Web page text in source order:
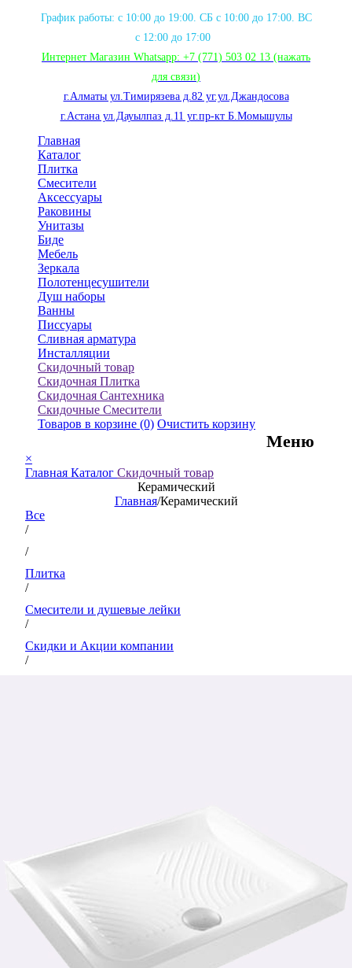
График работы: с 10:00 до 19:00. СБ с 10:00 до 17:00. ВС
с 12:00 до 17:00
Интернет Магазин Whatsapp: +7 (771) 503 02 13 (нажать
для связи)
г.Алматы ул.Тимирязева д.82 уг.ул.Джандосова
г.Астана ул.Дауылпаз д.11 уг.пр-кт Б.Момышулы
Главная
Каталог
Плитка
Смесители
Аксессуары
Раковины
Унитазы
Биде
Мебель
Зеркала
Полотенцесушители
Душ наборы
Ванны
Писсуары
Сливная арматура
Инсталляции
Скидочный товар
Скидочная Плитка
Скидочная Сантехника
Скидочные Смесители
Товаров в корзине (0) Очистить корзину
Меню
×
Главная Каталог Скидочный товар
Керамический
Главная/Керамический
Все
/
/
Плитка
/
Смесители и душевые лейки
/
Скидки и Акции компании
/